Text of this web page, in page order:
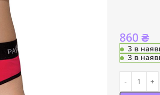
860 ₴
3 в
3 в